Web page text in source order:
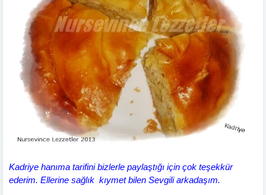
Kadriye hanıma tarifini bizlerle paylaştığı için çok teşekkür
ederim. Ellerine sağlık kıymet bilen Sevgili arkadaşım.